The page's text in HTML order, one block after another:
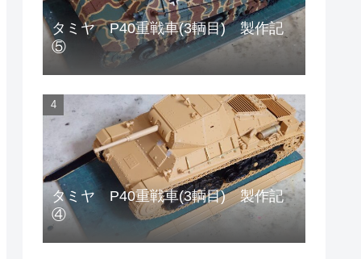
タミヤ P40重戦車(3輌目) 製作記
⑤
タミヤ P40重戦車(3輌目) 製作記
④